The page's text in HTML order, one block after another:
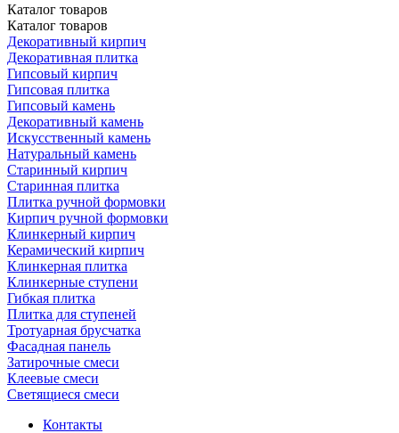
Каталог товаров
Каталог товаров
Декоративный кирпич
Декоративная плитка
Гипсовый кирпич
Гипсовая плитка
Гипсовый камень
Декоративный камень
Искусственный камень
Натуральный камень
Старинный кирпич
Старинная плитка
Плитка ручной формовки
Кирпич ручной формовки
Клинкерный кирпич
Керамический кирпич
Клинкерная плитка
Клинкерные ступени
Гибкая плитка
Плитка для ступеней
Тротуарная брусчатка
Фасадная панель
Затирочные смеси
Клеевые смеси
Светящиеся смеси
Контакты